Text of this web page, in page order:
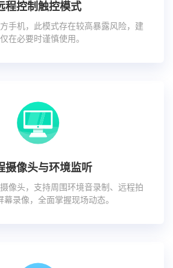
程控制触控模式
手机，此模式存在较高暴露风险，建
在必要时谨慎使用。
摄像头与环境监听
像头，支持周围环境音录制、远程拍
幕录像，全面掌握现场动态。